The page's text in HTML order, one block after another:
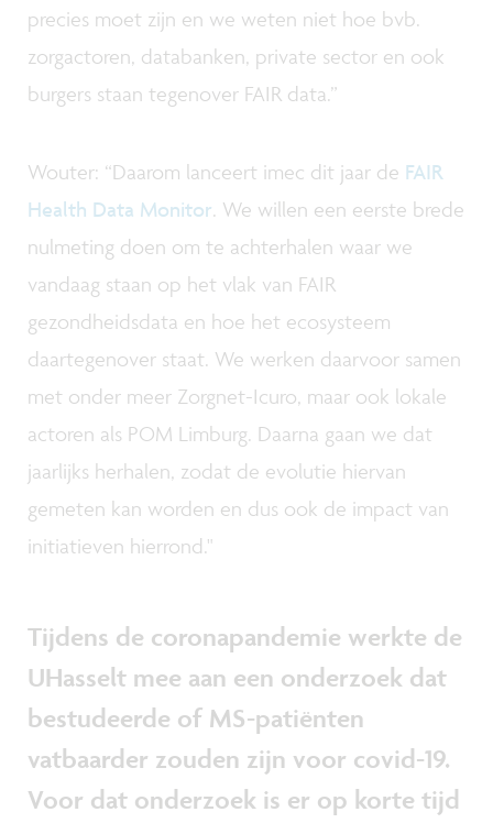
precies moet zijn en we weten niet hoe bvb.
zorgactoren, databanken, private sector en ook
burgers staan tegenover FAIR data.”
Wouter: “Daarom lanceert imec dit jaar de FAIR
Health Data Monitor. We willen een eerste brede
nulmeting doen om te achterhalen waar we
vandaag staan op het vlak van FAIR
gezondheidsdata en hoe het ecosysteem
daartegenover staat. We werken daarvoor samen
met onder meer Zorgnet-Icuro, maar ook lokale
actoren als POM Limburg. Daarna gaan we dat
jaarlijks herhalen, zodat de evolutie hiervan
gemeten kan worden en dus ook de impact van
initiatieven hierrond."
Tijdens de coronapandemie werkte de
UHasselt mee aan een onderzoek dat
bestudeerde of MS-patiënten
vatbaarder zouden zijn voor covid-19.
Voor dat onderzoek is er op korte tijd